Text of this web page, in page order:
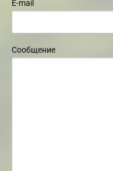
E-mail
Сообщение